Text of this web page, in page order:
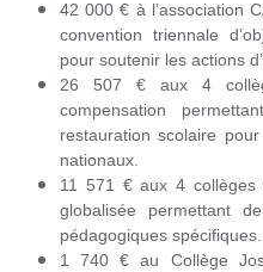
42 000 € à l’association
convention triennale
pour soutenir les actions
26 507 € aux 4
compensation
restauration scolaire
nationaux.
11 571 € aux 4
globalisée permettant
pédagogiques spécifiques.
1 740 € au Collège